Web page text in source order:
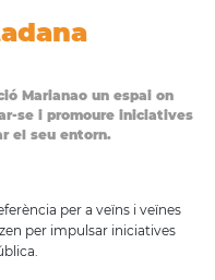
Marianao un espai on
se i promoure iniciatives
el seu entorn.
per a veïns i veïnes
per impulsar iniciatives